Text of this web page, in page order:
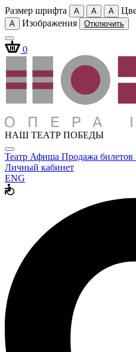
Размер шрифта A A A
A
Изображения Отключить
0
НАШ ТЕАТР ПОБЕДЫ
Театр Афиша Продажа билетов
Личный кабинет
ENG